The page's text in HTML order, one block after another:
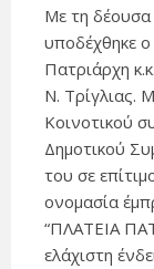
Με τη δέουσα
υποδέχθηκε
Πατριάρχη
Ν. Τρίγλιας.
Κοινοτικού
Δημοτικού
του σε
ονομασία
“ΠΛΑΤΕΙΑ
ελάχιστη